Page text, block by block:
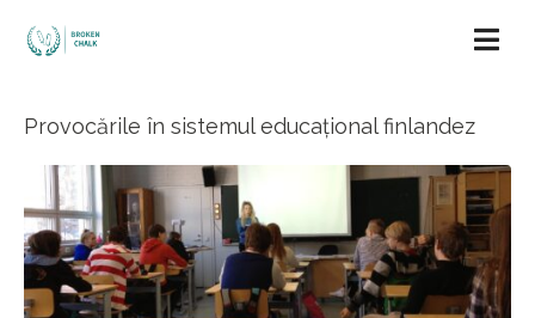
Provocările în sistemul educațional finlandez